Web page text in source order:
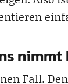
Fall.